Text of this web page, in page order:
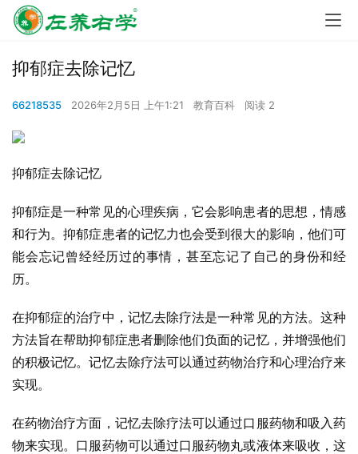
抑郁症去除记忆
66218535 2026年2月5日 上午1:21 教育百科 阅读 2
抑郁症去除记忆
抑郁症是一种常见的心理疾病，它会影响患者的思想，情感
和行为。抑郁症患者的记忆力也会受到很大的影响，他们可
能会忘记曾经经历过的事情，甚至忘记了自己的身份和经
历。
在抑郁症的治疗中，记忆去除疗法是一种常见的方法。这种
方法旨在帮助抑郁症患者删除他们负面的记忆，并增强他们
的积极记忆。记忆去除疗法可以通过药物治疗和心理治疗来
实现。
在药物治疗方面，记忆去除疗法可以通过口服药物和吸入药
物来实现。口服药物可以通过口服药物丸或液体来吸收，这